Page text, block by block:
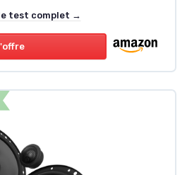
test complet →